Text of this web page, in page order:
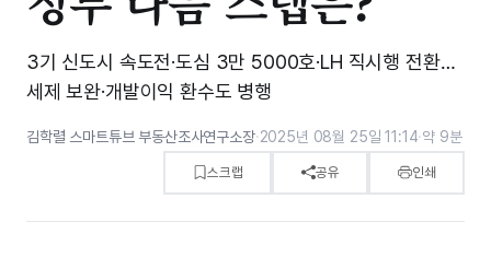
3기 신도시 속도전·도심 3만 5000호·LH 직시행 전환…
세제 보완·개발이익 환수도 병행
김학렬 스마트튜브 부동산조사연구소장·2025년 08월 25일 11:14·약 9분
스크랩 공유 인쇄